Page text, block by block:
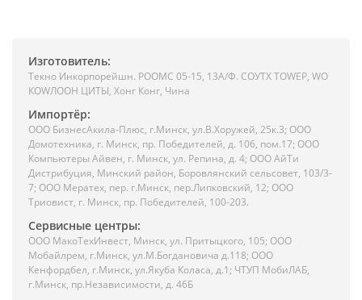
Изготовитель:
Текно Инкорпорейшн. РООМС 05-15, 13А/Ф. СОУТХ ТОWЕР, WО
КОWЛООН ЦИТЫ, Хонг Конг, Чина
Импортёр:
ООО БизнесАкила-Плюc, г.Минск, ул.В.Хоружей, 25к.3; ООО
Домотехника, г. Минск, пр. Победителей, д. 106, пом.17; ООО
Компьютеры Айвен, г. Минск, ул. Репина, д. 4; ООО АйТи
Дистрибуция, Минский район, Боровлянский сельсовет, 103/3-
7; ООО Мератех, пер. г.Минск, пер.Липковский, 12; ООО
Триовист, г. Минск, пр. Победителей, 100-203.
Сервисные центры:
ООО МакоТехИнвест, Минск, ул. Притыцкого, 105; ООО
Мобайлрем, г.Минск, ул.М.Богдановича д.118; ООО
Кенфордбел, г.Минск, ул.Якуба Коласа, д.1; ЧТУП МобиЛАБ,
г.Минск, пр.Независимости, д. 46Б